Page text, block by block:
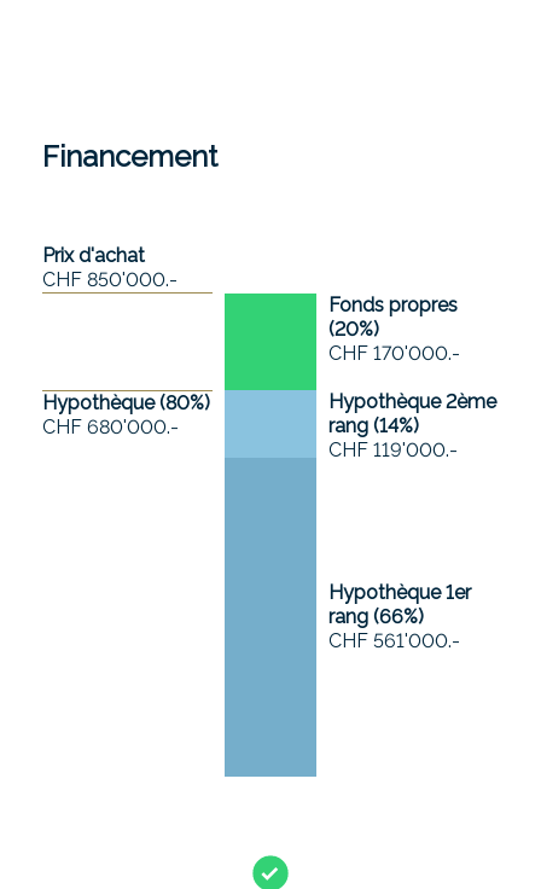
Financement
Prix d'achat
CHF 850'000.-
Fonds propres
(20%)
CHF 170'000.-
Hypothèque (80%)
CHF 680'000.-
Hypothèque 2ème
rang (14%)
CHF 119'000.-
Hypothèque 1er
rang (66%)
CHF 561'000.-